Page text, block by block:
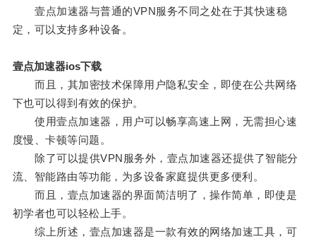
壹点加速器与普通的VPN服务不同之处在于其快速稳
定，可以支持多种设备。
壹点加速器ios下载
而且，其加密技术保障用户隐私安全，即使在公共网络
下也可以得到有效的保护。
使用壹点加速器，用户可以畅享高速上网，无需担心速
度慢、卡顿等问题。
除了可以提供VPN服务外，壹点加速器还提供了智能分
流、智能路由等功能，为多设备家庭提供更多便利。
而且，壹点加速器的界面简洁明了，操作简单，即使是
初学者也可以轻松上手。
综上所述，壹点加速器是一款有效的网络加速工具，可